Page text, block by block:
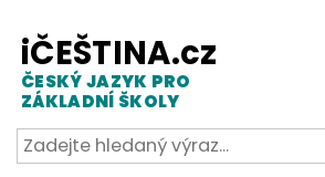
iČEŠTINA.cz
ČESKÝ JAZYK PRO
ZÁKLADNÍ ŠKOLY